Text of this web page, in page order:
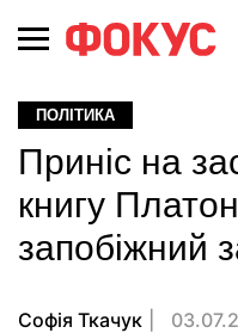
ПОЛІТИКА
Приніс на
книгу
запобіжний
Софія Ткачук